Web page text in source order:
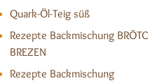
Quark-Öl-Teig süß
Rezepte Backmischung
BREZEN
Rezepte Backmischung